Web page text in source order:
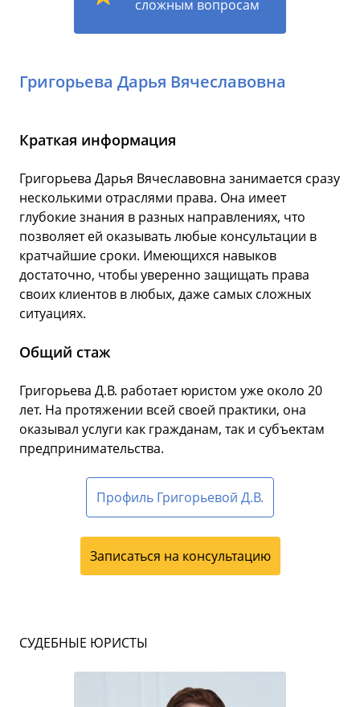
сложным вопросам
Григорьева Дарья Вячеславовна
Краткая информация
Григорьева Дарья Вячеславовна занимается сразу
несколькими отраслями права. Она имеет
глубокие знания в разных направлениях, что
позволяет ей оказывать любые консультации в
кратчайшие сроки. Имеющихся навыков
достаточно, чтобы уверенно защищать права
своих клиентов в любых, даже самых сложных
ситуациях.
Общий стаж
Григорьева Д.В. работает юристом уже около 20
лет. На протяжении всей своей практики, она
оказывал услуги как гражданам, так и субъектам
предпринимательства.
Профиль Григорьевой Д.В.
Записаться на консультацию
СУДЕБНЫЕ ЮРИСТЫ